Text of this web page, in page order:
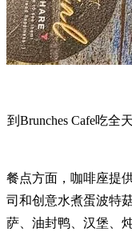
到Brunches Cafe吃全
餐点方面，咖啡座提
司和创意水煮蛋波特
萨、油封鸭、汉堡、